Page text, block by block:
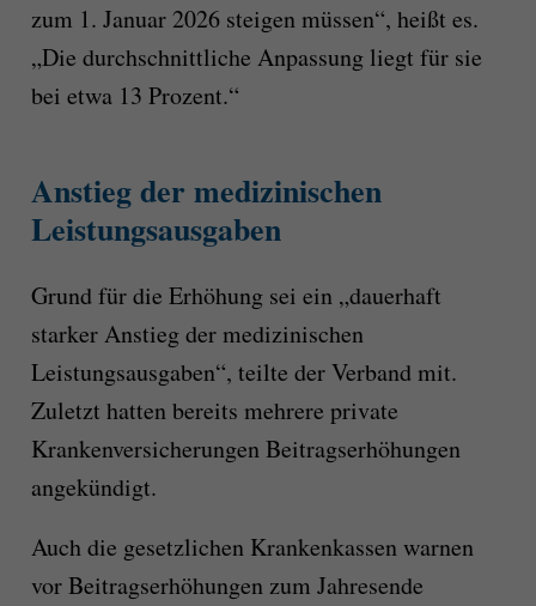
zum 1. Januar 2026 steigen müssen“, heißt es.
„Die durchschnittliche Anpassung liegt für sie
bei etwa 13 Prozent.“
Anstieg der medizinischen
Leistungsausgaben
Grund für die Erhöhung sei ein „dauerhaft
starker Anstieg der medizinischen
Leistungsausgaben“, teilte der Verband mit.
Zuletzt hatten bereits mehrere private
Krankenversicherungen Beitragserhöhungen
angekündigt.
Auch die gesetzlichen Krankenkassen warnen
vor Beitragserhöhungen zum Jahresende